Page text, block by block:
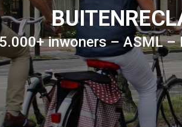
inwoners – ASML